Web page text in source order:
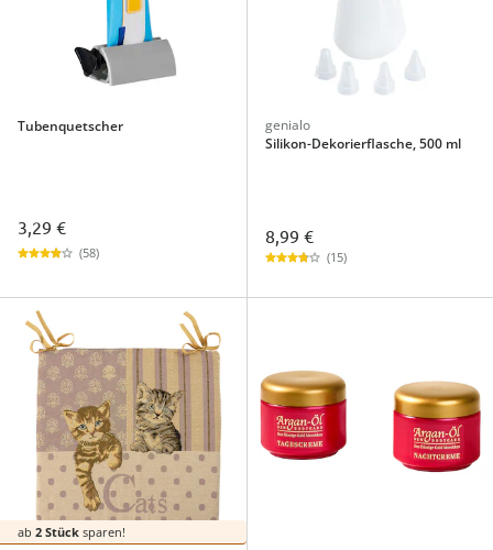
Tubenquetscher
3,29 €
(58)
genialo
Silikon-Dekorierflasche, 500 ml
8,99 €
(15)
ab 2 Stück sparen!